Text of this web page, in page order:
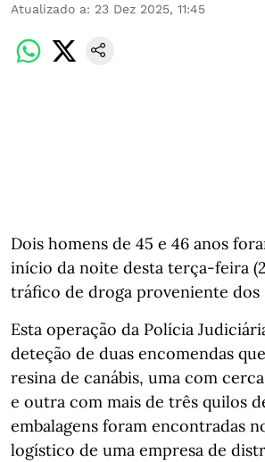
Atualizado a: 23 Dez 2025, 11:45
Dois homens de 45 e 46 anos
início da noite desta terça-feira
tráfico de droga proveniente dos
Esta operação da Polícia
deteção de duas encomendas
resina de canábis, uma com
e outra com mais de três quilos
embalagens foram encontradas
logístico de uma empresa de